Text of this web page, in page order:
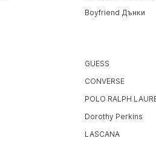
Boyfriend Дънки
GUESS
CONVERSE
POLO RALPH
Dorothy Perkins
LASCANA